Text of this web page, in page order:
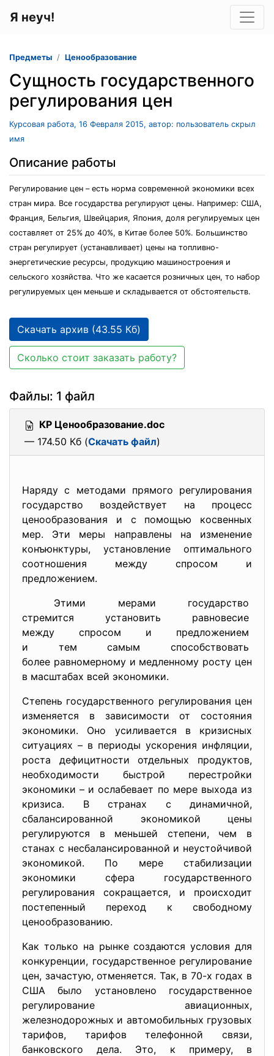
Я неуч!
Предметы Ценообразование
Сущность государственного
регулирования цен
Курсовая работа, 16 Февраля 2015, автор: пользователь скрыл
имя
Описание работы
Регулирование цен – есть норма современной экономики всех
стран мира. Все государства регулируют цены. Например: США,
Франция, Бельгия, Швейцария, Япония, доля регулируемых цен
составляет от 25% до 40%, в Китае более 50%. Большинство
стран регулирует (устанавливает) цены на топливно-
энергетические ресурсы, продукцию машиностроения и
сельского хозяйства. Что же касается розничных цен, то набор
регулируемых цен меньше и складывается от обстоятельств.
Скачать архив (43.55 Кб)
Сколько стоит заказать работу?
Файлы: 1 файл
КР Ценообразование.doc
— 174.50 Кб (Скачать файл)
Наряду с методами прямого регулирования
государство воздействует на процесс
ценообразования и с помощью косвенных
мер. Эти меры направлены на изменение
конъюнктуры, установление оптимального
соотношения между спросом и
предложением.
Этими мерами государство
стремится установить равновесие
между спросом и предложением
и тем самым способствовать
более равномерному и медленному росту цен
в масштабах всей экономики.
Степень государственного регулирования цен
изменяется в зависимости от состояния
экономики. Оно усиливается в кризисных
ситуациях – в периоды ускорения инфляции,
роста дефицитности отдельных продуктов,
необходимости быстрой перестройки
экономики – и ослабевает по мере выхода из
кризиса. В странах с динамичной,
сбалансированной экономикой цены
регулируются в меньшей степени, чем в
станах с несбалансированной и неустойчивой
экономикой. По мере стабилизации
экономики сфера государственного
регулирования сокращается, и происходит
постепенный переход к свободному
ценообразованию.
Как только на рынке создаются условия для
конкуренции, государственное регулирование
цен, зачастую, отменяется. Так, в 70-х годах в
США было установлено государственное
регулирование авиационных,
железнодорожных и автомобильных грузовых
тарифов, тарифов телефонной связи,
банковского дела. Это, к примеру, в